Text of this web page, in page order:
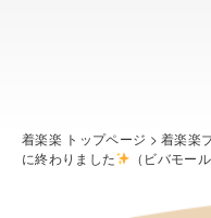
着楽楽 トップページ >着楽楽
に終わりました
（ビバモール